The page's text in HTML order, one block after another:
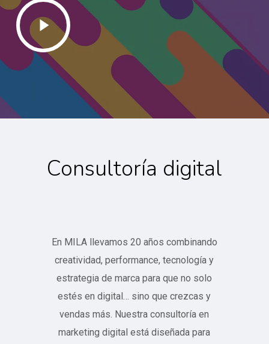
Play
Video
Consultoría digital
En MILA llevamos 20 años combinando
creatividad, performance, tecnología y
estrategia de marca para que no solo
estés en digital… sino que crezcas y
vendas más. Nuestra consultoría en
marketing digital está diseñada para